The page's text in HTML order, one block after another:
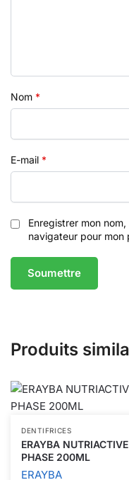
Nom *
E-mail *
Enregistrer mon
navigateur pour mon
Produits
DENTIFRICES
ERAYBA
PHASE 200ML
ERAYBA